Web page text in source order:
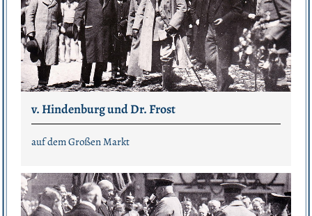
v. Hindenburg und Dr. Frost
auf dem Großen Markt